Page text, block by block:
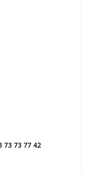
73 73 77 42